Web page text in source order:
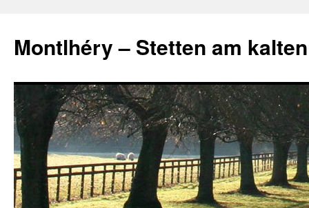
Montlhéry – Stetten am